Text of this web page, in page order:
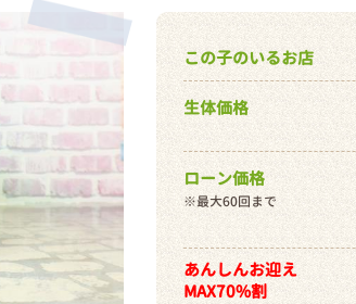
この子のいるお店
生体価格
ローン価格
※最大60回まで
あんしんお迎え
MAX70%割